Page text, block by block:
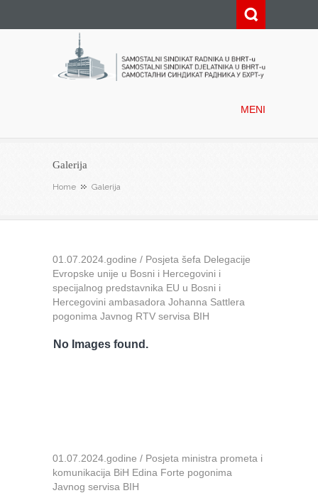
MENI
Galerija
Home Galerija
01.07.2024.godine / Posjeta šefa Delegacije
Evropske unije u Bosni i Hercegovini i
specijalnog predstavnika EU u Bosni i
Hercegovini ambasadora Johanna Sattlera
pogonima Javnog RTV servisa BIH
No Images found.
01.07.2024.godine / Posjeta ministra prometa i
komunikacija BiH Edina Forte pogonima
Javnog servisa BIH